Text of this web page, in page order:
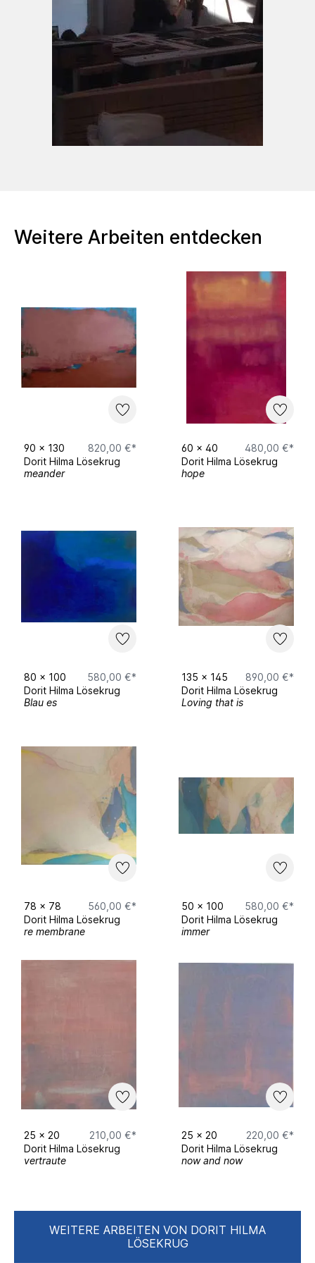
Weitere Arbeiten entdecken
90 x 130
820,00 €*
Dorit Hilma Lösekrug
meander
60 x 40
480,00 €*
Dorit Hilma Lösekrug
hope
80 x 100
580,00 €*
Dorit Hilma Lösekrug
Blau es
135 x 145
890,00 €*
Dorit Hilma Lösekrug
Loving that is
78 x 78
560,00 €*
Dorit Hilma Lösekrug
re membrane
50 x 100
580,00 €*
Dorit Hilma Lösekrug
immer
25 x 20
210,00 €*
Dorit Hilma Lösekrug
vertraute
25 x 20
220,00 €*
Dorit Hilma Lösekrug
now and now
WEITERE ARBEITEN VON DORIT HILMA
LÖSEKRUG